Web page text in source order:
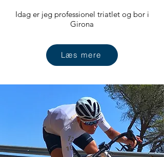
Idag er jeg professionel triatlet og bor i
Girona
Læs mere